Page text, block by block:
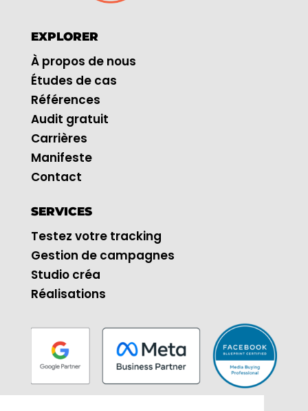
EXPLORER
À propos de nous
Études de cas
Références
Audit gratuit
Carrières
Manifeste
Contact
SERVICES
Testez votre tracking
Gestion de campagnes
Studio créa
Réalisations